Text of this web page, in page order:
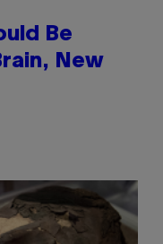
Be
New